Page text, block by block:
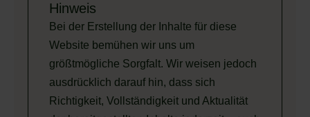
Hinweis
Bei der Erstellung der Inhalte für diese
Website bemühen wir uns um
größtmögliche Sorgfalt. Wir weisen jedoch
ausdrücklich darauf hin, dass sich
Richtigkeit, Vollständigkeit und Aktualität